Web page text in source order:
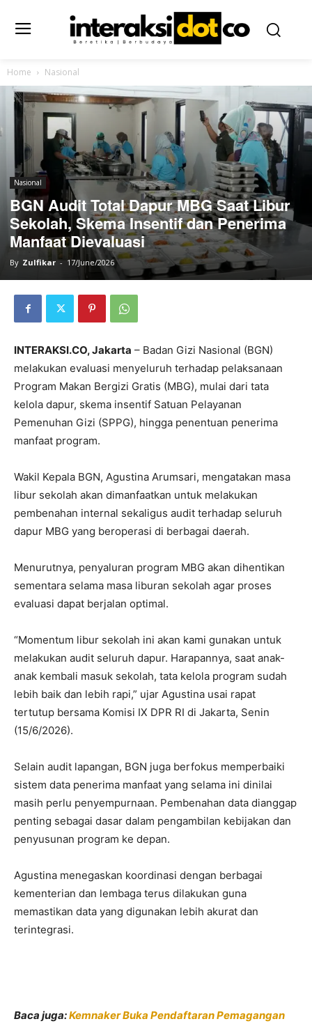
Home Nasional
Nasional
BGN Audit Total Dapur MBG Saat Libur
Sekolah, Skema Insentif dan Penerima
Manfaat Dievaluasi
By Zulfikar - 17/June/2026
INTERAKSI.CO, Jakarta – Badan Gizi Nasional (BGN)
melakukan evaluasi menyeluruh terhadap pelaksanaan
Program Makan Bergizi Gratis (MBG), mulai dari tata
kelola dapur, skema insentif Satuan Pelayanan
Pemenuhan Gizi (SPPG), hingga penentuan penerima
manfaat program.
Wakil Kepala BGN, Agustina Arumsari, mengatakan masa
libur sekolah akan dimanfaatkan untuk melakukan
pembenahan internal sekaligus audit terhadap seluruh
dapur MBG yang beroperasi di berbagai daerah.
Menurutnya, penyaluran program MBG akan dihentikan
sementara selama masa liburan sekolah agar proses
evaluasi dapat berjalan optimal.
“Momentum libur sekolah ini akan kami gunakan untuk
melakukan audit seluruh dapur. Harapannya, saat anak-
anak kembali masuk sekolah, tata kelola program sudah
lebih baik dan lebih rapi,” ujar Agustina usai rapat
tertutup bersama Komisi IX DPR RI di Jakarta, Senin
(15/6/2026).
Selain audit lapangan, BGN juga berfokus memperbaiki
sistem data penerima manfaat yang selama ini dinilai
masih perlu penyempurnaan. Pembenahan data dianggap
penting sebagai dasar dalam pengambilan kebijakan dan
penyusunan program ke depan.
Agustina menegaskan koordinasi dengan berbagai
kementerian dan lembaga terus dilakukan guna
memastikan data yang digunakan lebih akurat dan
terintegrasi.
Baca juga:Kemnaker Buka Pendaftaran Pemagangan